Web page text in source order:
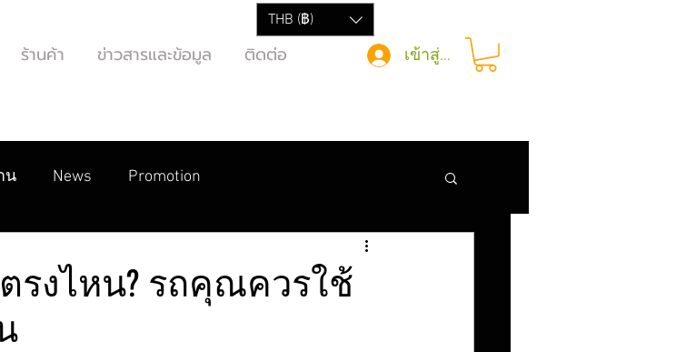
ร้านค้า ข่าวสารและข้อมูล ติดต่อ
THB (฿)
เข้าสู่ระบบ
น News Promotion
นตรงไหน? รถคุณควรใช้